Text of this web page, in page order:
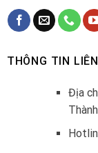
THÔNG TIN
Địa